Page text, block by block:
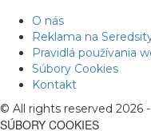
O nás
Reklama na
Pravidlá používania
Súbory Cookies
Kontakt
© All rights reserved 2026 -
SÚBORY COOKIES